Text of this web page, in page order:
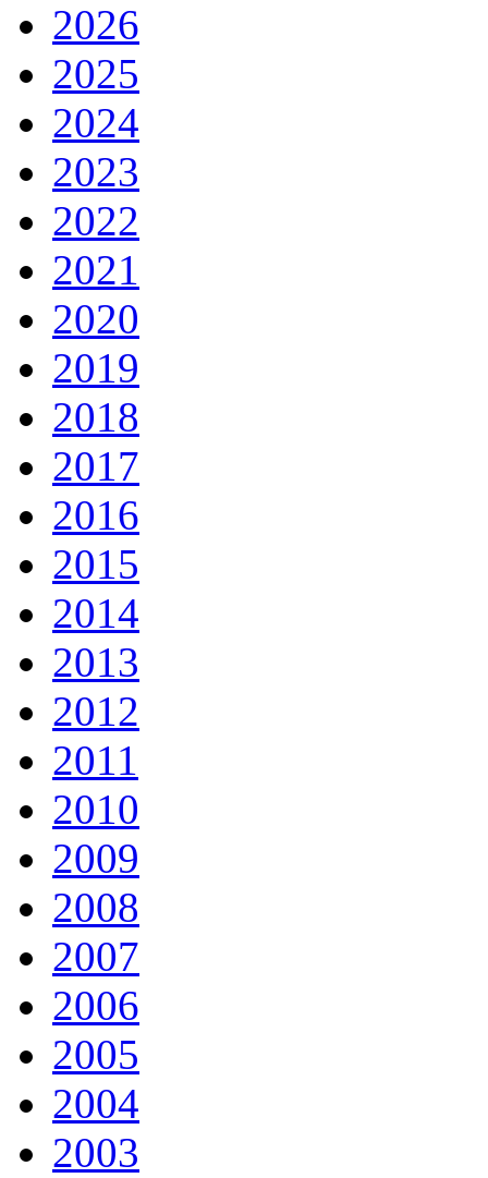
2026
2025
2024
2023
2022
2021
2020
2019
2018
2017
2016
2015
2014
2013
2012
2011
2010
2009
2008
2007
2006
2005
2004
2003